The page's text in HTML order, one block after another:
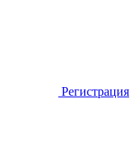
Регистрация